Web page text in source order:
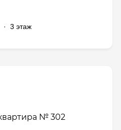
· 3 этаж